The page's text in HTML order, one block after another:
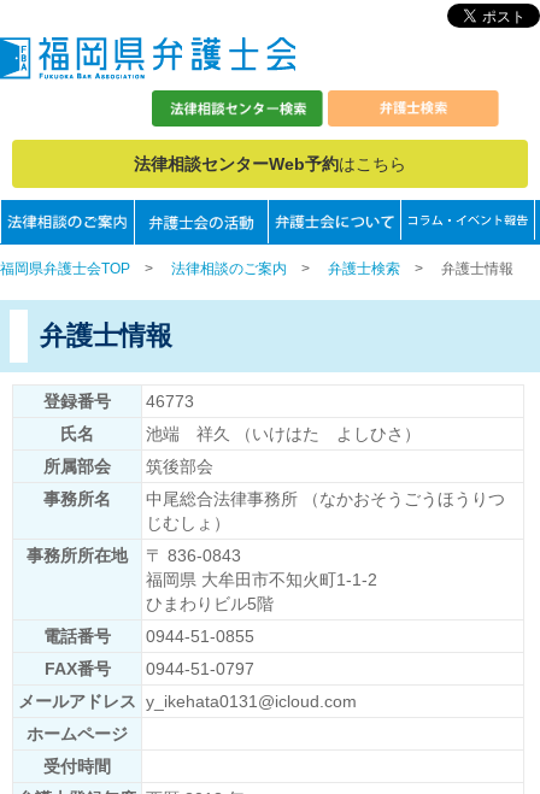
法律相談センターWeb予約はこちら
福岡県弁護士会TOP > 法律相談のご案内 > 弁護士検索 > 弁護士情報
弁護士情報
登録番号
46773
氏名
池端 祥久 （いけはた よしひさ）
所属部会
筑後部会
事務所名
中尾総合法律事務所 （なかおそうごうほうりつ
じむしょ）
事務所所在地
〒 836-0843
福岡県 大牟田市不知火町1-1-2
ひまわりビル5階
電話番号
0944-51-0855
FAX番号
0944-51-0797
メールアドレス y_ikehata0131@icloud.com
ホームページ
受付時間